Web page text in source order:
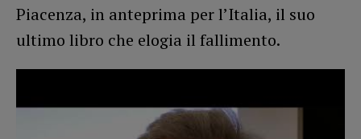
Piacenza, in anteprima per l’Italia, il suo
ultimo libro che elogia il fallimento.